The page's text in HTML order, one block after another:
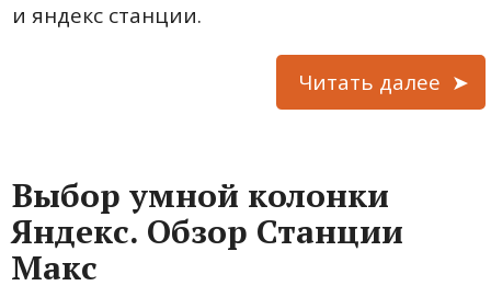
и яндекс станции.
Читать далее
Выбор умной колонки
Яндекс. Обзор Станции
Макс